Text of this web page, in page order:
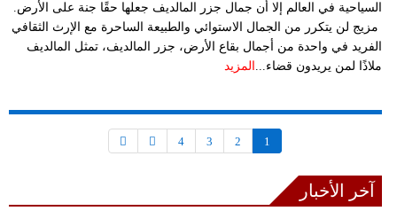
السياحية في العالم إلا أن جمال جزر المالديف جعلها حقًا جنة على الأرض.
مزيج لن يتكرر من الجمال الاستوائي والطبيعة الساحرة مع الإرث الثقافي
الفريد في واحدة من أجمال بقاع الأرض، جزر المالديف، تمثل المالديف
ملاذًا لمن يريدون قضاء... المزيد
1
2
3
4
آخر الأخبار